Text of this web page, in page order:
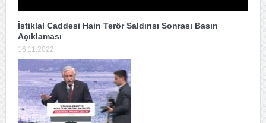
İstiklal Caddesi Hain Terör Saldırısı Sonrası Basın
Açıklaması
16.11.2022